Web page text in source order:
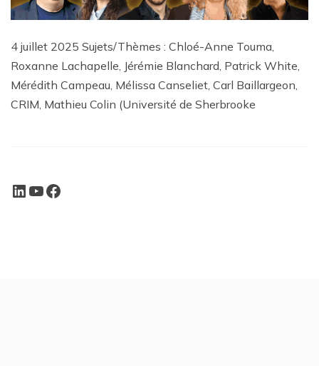
4 juillet 2025 Sujets/Thèmes : Chloé-Anne Touma,
Roxanne Lachapelle, Jérémie Blanchard, Patrick White,
Mérédith Campeau, Mélissa Canseliet, Carl Baillargeon,
CRIM, Mathieu Colin (Université de Sherbrooke